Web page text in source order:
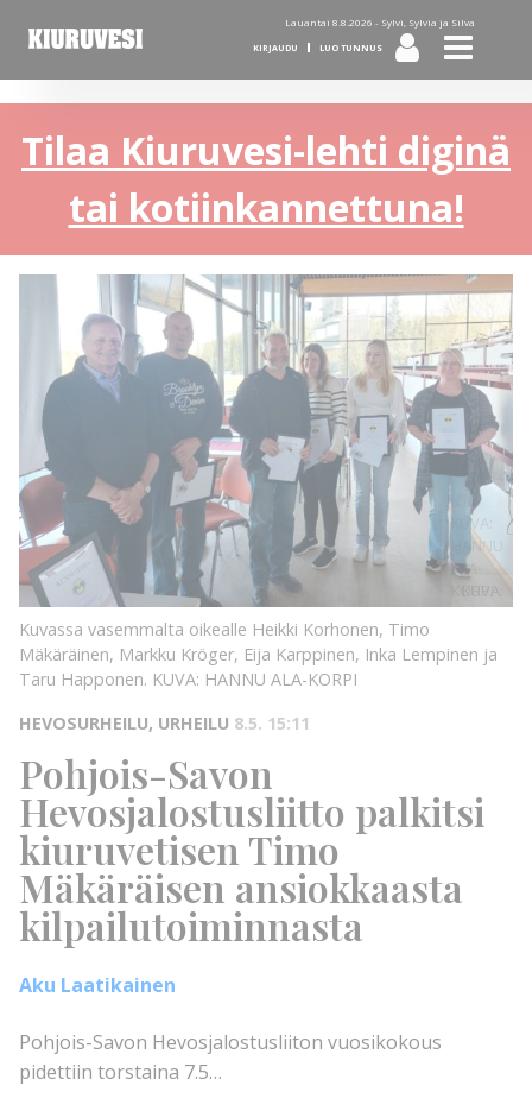
Lauantai 8.8.2026 - Sylvi, Sylvia ja Silva
KIRJAUDU LUO TUNNUS
Tilaa Kiuruvesi-lehti diginä
tai kotiinkannettuna!
KUVA:
KUVA:
HANNU
ALA-
KORPI
Kuvassa vasemmalta oikealle Heikki Korhonen, Timo
Mäkäräinen, Markku Kröger, Eija Karppinen, Inka Lempinen ja
Taru Happonen. KUVA: HANNU ALA-KORPI
HEVOSURHEILU, URHEILU 8.5. 15:11
Pohjois-Savon
Hevosjalostusliitto palkitsi
kiuruvetisen Timo
Mäkäräisen ansiokkaasta
kilpailutoiminnasta
Aku Laatikainen
Pohjois-Savon Hevosjalostusliiton vuosikokous
pidettiin torstaina 7.5…